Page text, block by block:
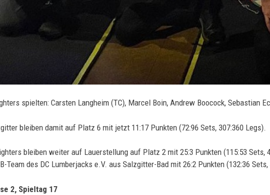
spielten: Carsten Langheim (TC), Marcel Boin, Andrew Boocock, Sebastian
bleiben damit auf Platz 6 mit jetzt 11:17 Punkten (72:96 Sets, 307:360 Legs).
bleiben weiter auf Lauerstellung auf Platz 2 mit 25:3 Punkten (115:53 Sets,
Team des DC Lumberjacks e.V. aus Salzgitter-Bad mit 26:2 Punkten (132:36 Sets,
2, Spieltag 17